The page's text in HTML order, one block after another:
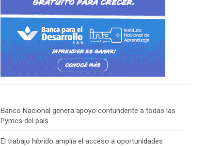
Banco Nacional genera apoyo contundente a todas las
Pymes del país
El trabajo híbrido amplía el acceso a oportunidades